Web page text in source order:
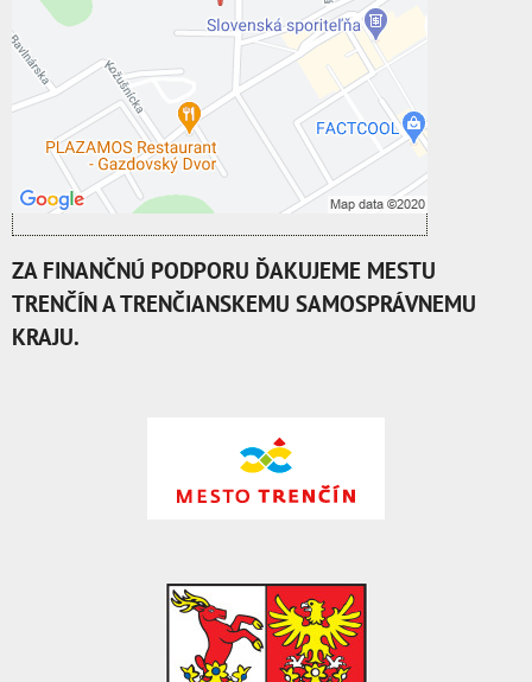
Povoliť tentokrát
Povoliť a zapamätať - súhlas s druhom
cookie: Funkčné
Otvoriť obsah v novom okne
ZA FINANČNÚ PODPORU ĎAKUJEME MESTU
TRENČÍN A TRENČIANSKEMU SAMOSPRÁVNEMU
KRAJU.